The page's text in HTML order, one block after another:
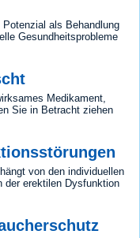
als Behandlung
Gesundheitsprobleme
Medikament,
Sie in Betracht ziehen
von den individuellen
der erektilen Dysfunktion